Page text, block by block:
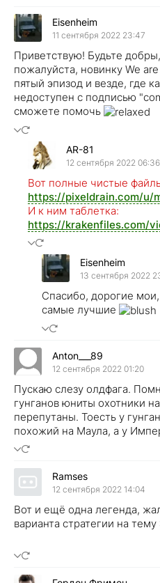
Eisenheim
11 сентября 2022 23:47
Приветствую! Будьте
пожалуйста, новинку We
пятый эпизод и везде, где
недоступен с подписью
сможете помочь
AR-81
12 сентября 2022 06:36
Вот полные чистые
https://pixeldrain.com/u/
И к ним таблетка:
https://krakenfiles.com/
Eisenheim
13 сентября 2022
Спасибо, дорогие
самые лучшие
Anton___89
12 сентября 2022 01:20
Пускаю слезу олдфага.
гунганов юниты охотники
перепутаны. Тоесть у
похожий на Маула, а у
Ramses
12 сентября 2022 14:04
Вот и ещё одна легенда,
варианта стратегии на тему